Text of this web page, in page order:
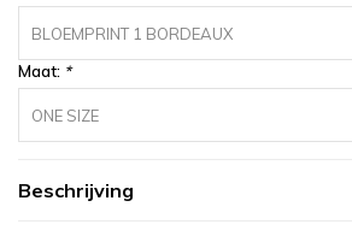
BLOEMPRINT 1 BORDEAUX
Maat: *
ONE SIZE
Beschrijving